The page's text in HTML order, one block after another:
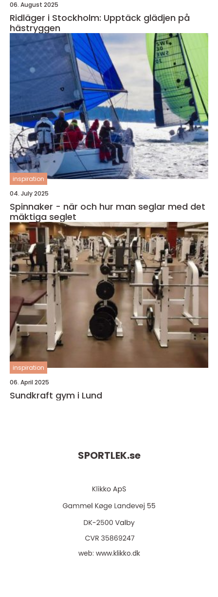
06. August 2025
Ridläger i Stockholm: Upptäck glädjen på
hästryggen
inspiration
04. July 2025
Spinnaker - när och hur man seglar med det
mäktiga seglet
inspiration
06. April 2025
Sundkraft gym i Lund
SPORTLEK.se
web: www.klikko.dk